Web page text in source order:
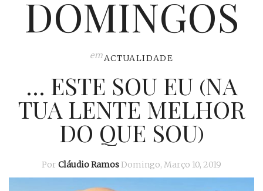
EU, PAI
DOMINGOS
emACTUALIDADE
… ESTE SOU EU (NA
TUA LENTE MELHOR
DO QUE SOU)
Por Cláudio RamosDomingo, Março 10, 2019